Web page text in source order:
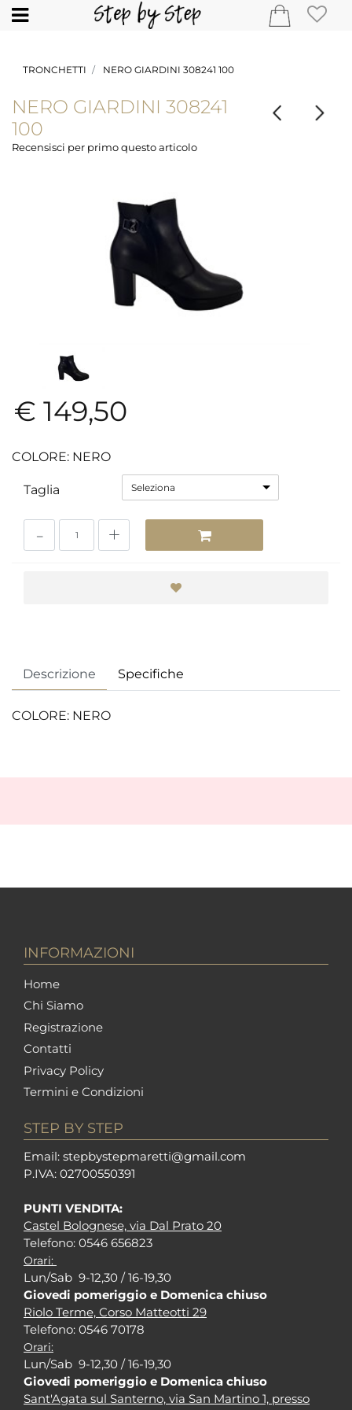
Open
TRONCHETTI NERO GIARDINI 308241 100
NERO GIARDINI 308241
100
Recensisci per primo questo articolo
€ 149,50
COLORE: NERO
Taglia Seleziona
Descrizione Specifiche
COLORE: NERO
INFORMAZIONI
Home
Chi Siamo
Registrazione
Contatti
Privacy Policy
Termini e Condizioni
STEP BY STEP
Email: stepbystepmaretti@gmail.com
P.IVA: 02700550391
PUNTI VENDITA:
Castel Bolognese, via Dal Prato 20
Telefono: 0546 656823
Orari:
Lun/Sab 9-12,30 / 16-19,30
Giovedi pomeriggio e Domenica chiuso
Riolo Terme, Corso Matteotti 29
Telefono: 0546 70178
Orari:
Lun/Sab 9-12,30 / 16-19,30
Giovedi pomeriggio e Domenica chiuso
Sant'Agata sul Santerno, via San Martino 1, presso